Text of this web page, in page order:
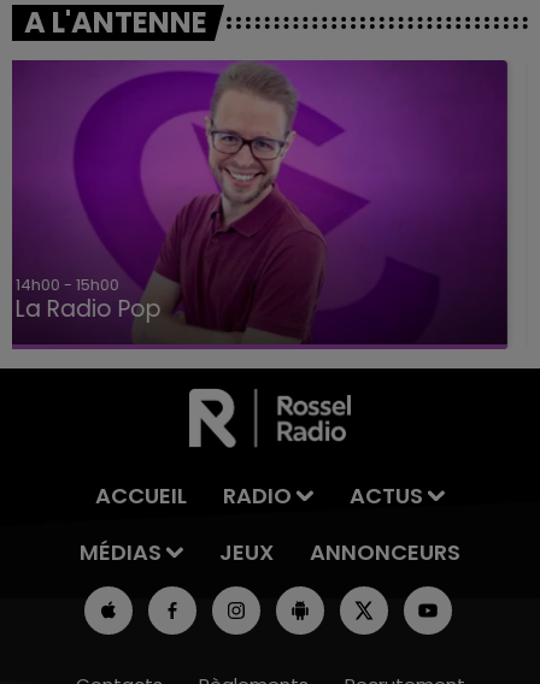
A L'ANTENNE
15h00 - 19h00
Le Club Champagne FM
ACCUEIL RADIO
ACTUS
MÉDIAS
JEUX ANNONCEURS